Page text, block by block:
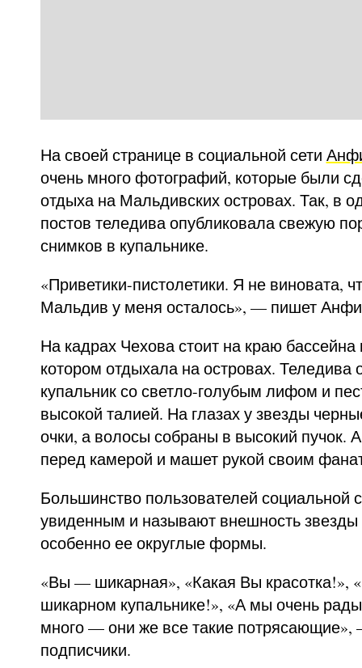
На своей странице в социальной сети
очень много фотографий, которые были
отдыха на Мальдивских островах. Так, в
постов теледива опубликовала свежую
снимков в купальнике.
«Приветики-пистолетики. Я не виновата,
Мальдив у меня осталось», — пишет
На кадрах Чехова стоит на краю
котором отдыхала на островах. Теледива
купальник со светло-голубым лифом и
высокой талией. На глазах у звезды
очки, а волосы собраны в высокий пучок.
перед камерой и машет рукой своим
Большинство пользователей социальной
увиденным и называют внешность звезды
особенно ее округлые формы.
«Вы — шикарная», «Какая Вы красотка!»,
шикарном купальнике!», «А мы очень
много — они же все такие
подписчики.